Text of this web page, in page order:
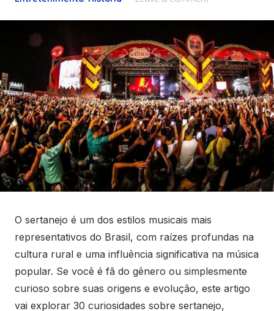
O sertanejo é um dos estilos musicais mais
representativos do Brasil, com raízes profundas na
cultura rural e uma influência significativa na música
popular. Se você é fã do gênero ou simplesmente
curioso sobre suas origens e evolução, este artigo
vai explorar 30 curiosidades sobre sertanejo,